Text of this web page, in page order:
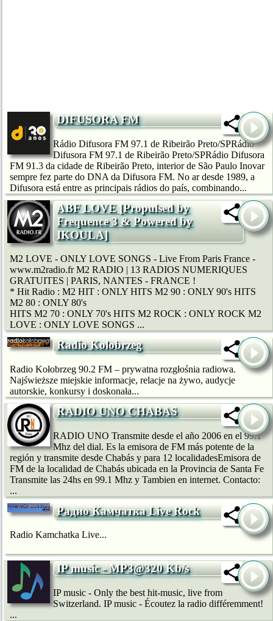
DIFUSORA FM
Rádio Difusora FM 97.1 de Ribeirão Preto/SPRádio
Difusora FM 97.1 de Ribeirão Preto/SPRádio Difusora
FM 91.3 da cidade de Ribeirão Preto, interior de São Paulo Inovar
sempre fez parte do DNA da Difusora FM. No ar desde 1989, a
Difusora está entre as principais rádios do país, combinando...
ABF LOVE [Propulsed by
Frequence 3 & Powered by
IKOULA]
M2 LOVE - ONLY LOVE SONGS - Live From Paris France -
www.m2radio.fr M2 RADIO | 13 RADIOS NUMERIQUES
GRATUITES | PARIS, NANTES - FRANCE !
* Hit Radio : M2 HIT : ONLY HITS M2 90 : ONLY 90's HITS
M2 80 : ONLY 80's
HITS M2 70 : ONLY 70's HITS M2 ROCK : ONLY ROCK M2
LOVE : ONLY LOVE SONGS ...
Radio Kolobrzeg
Radio Kołobrzeg 90.2 FM – prywatna rozgłośnia radiowa.
Najświeższe miejskie informacje, relacje na żywo, audycje
autorskie, konkursy i doskonała...
RADIO UNO CHABAS
RADIO UNO Transmite desde el año 2006 en el 99.1
Mhz del dial. Es la emisora de FM más potente de la
región y transmite desde Chabás y para 12 localidadesEmisora de
FM de la localidad de Chabás ubicada en la Provincia de Santa Fe
Transmite las 24hs en 99.1 Mhz y Tambien en internet. Contacto:
...
Радио Камчатка Live Rock
Radio Kamchatka Live...
IP music - MP3@320 Kb/s
IP music - Only the best hit-music, live from
Switzerland. IP music - Écoutez la radio différemment!
...